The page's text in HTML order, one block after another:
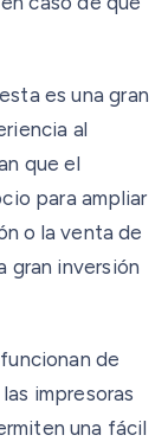
es una gran
al
que el
para ampliar
o la venta de
gran inversión
de
impresoras
una fácil